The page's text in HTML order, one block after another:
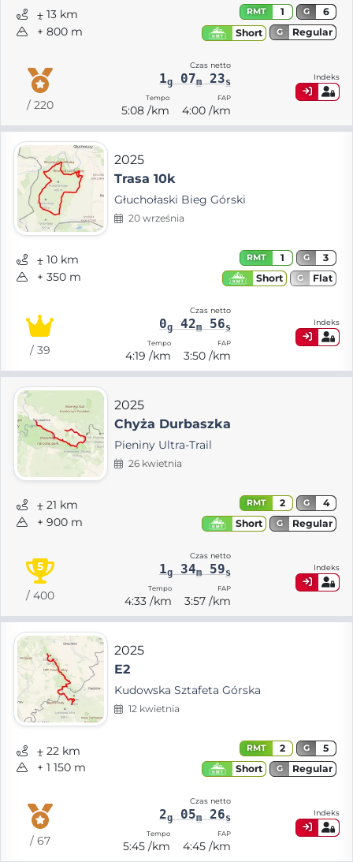
⨦ 13 km
+ 800 m
RMT 1 G
6
Short
G Regular
/ 220
Czas netto
1g07m23s
Tempo
5:08 /km
FAP
4:00 /km
Indeks
2025
Trasa 10k
Głuchołaski Bieg Górski
20 września
⨦ 10 km
+ 350 m
RMT 1 G
3
Short
G Flat
/ 39
Czas netto
0g42m56s
Tempo
4:19 /km
FAP
3:50 /km
Indeks
2025
Chyża Durbaszka
Pieniny Ultra-Trail
26 kwietnia
⨦ 21 km
+ 900 m
RMT 2 G
4
Short
G Regular
5
/ 400
Czas netto
1g34m59s
Tempo
4:33 /km
FAP
3:57 /km
Indeks
2025
E2
Kudowska Sztafeta Górska
12 kwietnia
⨦ 22 km
+ 1 150 m
RMT 2 G
5
Short
G Regular
/ 67
Czas netto
2g05m26s
Tempo
5:45 /km
FAP
4:45 /km
Indeks